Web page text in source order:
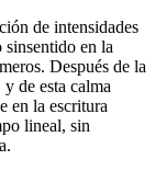
de intensidades
sinsentido en la
Después de la
de esta calma
en la escritura
lineal, sin